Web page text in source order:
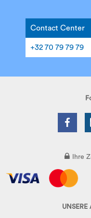
Contact Center
+32 70 79 79 79
Ihre
UNSERE